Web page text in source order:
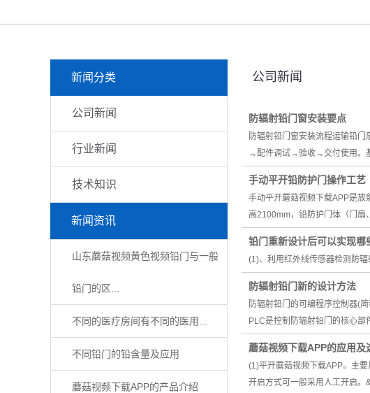
新闻分类
公司新闻
行业新闻
技术知识
新闻资讯
山东蘑菇视频黄色视频铅门与一般
铅门的区...
不同的医疗房间有不同的医用...
不同铅门的铅含量及应用
蘑菇视频下载APP的产品介绍
公司新闻
防辐射铅门窗安装要点
防辐射铅门窗安装流程运输铅
→配件调试→验收→交付使用。
手动平开铅防护门操作工艺
手动平开蘑菇视频下载APP是放
高2100mm，铅防护门体（门
铅门重新设计后可以实现哪
(1)、利用红外线传感器检测防
防辐射铅门新的设计方法
防辐射铅门的可编程序控制器(
PLC是控制防辐射铅门的核心
蘑菇视频下载APP的应用及
(1)平开蘑菇视频下载APP。主
开启方式可一般采用人工开启。